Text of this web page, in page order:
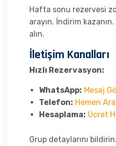
Hafta sonu rezervesi
arayın. İndirim
alın.
İletişim Kanalları
Hızlı Rezervasyon:
WhatsApp: Mesaj
Telefon: Hemen Ara
Hesaplama: Ücret
Grup detaylarını